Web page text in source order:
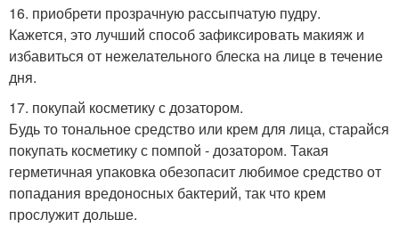
16. приобрети прозрачную рассыпчатую пудру.
Кажется, это лучший способ зафиксировать макияж и
избавиться от нежелательного блеска на лице в течение
дня.
17. покупай косметику с дозатором.
Будь то тональное средство или крем для лица, старайся
покупать косметику с помпой - дозатором. Такая
герметичная упаковка обезопасит любимое средство от
попадания вредоносных бактерий, так что крем
прослужит дольше.